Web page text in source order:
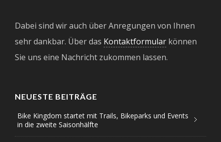
Dabei sind wir auch über Anregungen von Ihnen
sehr dankbar. Über das Kontaktformular können
Sie uns eine Nachricht zukommen lassen.
NEUESTE BEITRÄGE
Bike Kingdom startet mit Trails, Bikeparks und Events
in die zweite Saisonhälfte